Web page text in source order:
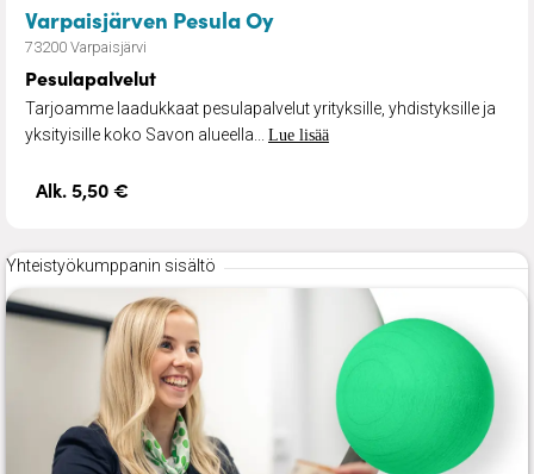
Varpaisjärven Pesula Oy– Pesulapalvelut
73200 Varpaisjärvi
Pesulapalvelut
Tarjoamme laadukkaat pesulapalvelut yrityksille, yhdistyksille ja
yksityisille koko Savon alueella... Lue lisää
Alk. 5,50 €
Yhteistyökumppanin sisältö